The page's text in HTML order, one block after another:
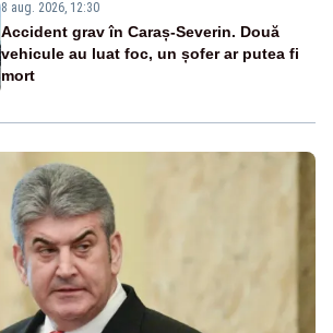
8 aug. 2026, 12:30
Accident grav în Caraș-Severin. Două
vehicule au luat foc, un șofer ar putea fi
mort